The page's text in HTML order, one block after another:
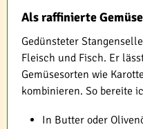
Als raffinierte
Gedünsteter
Fleisch und Fisch. Er
Gemüsesorten wie
kombinieren. So bereite
In Butter oder